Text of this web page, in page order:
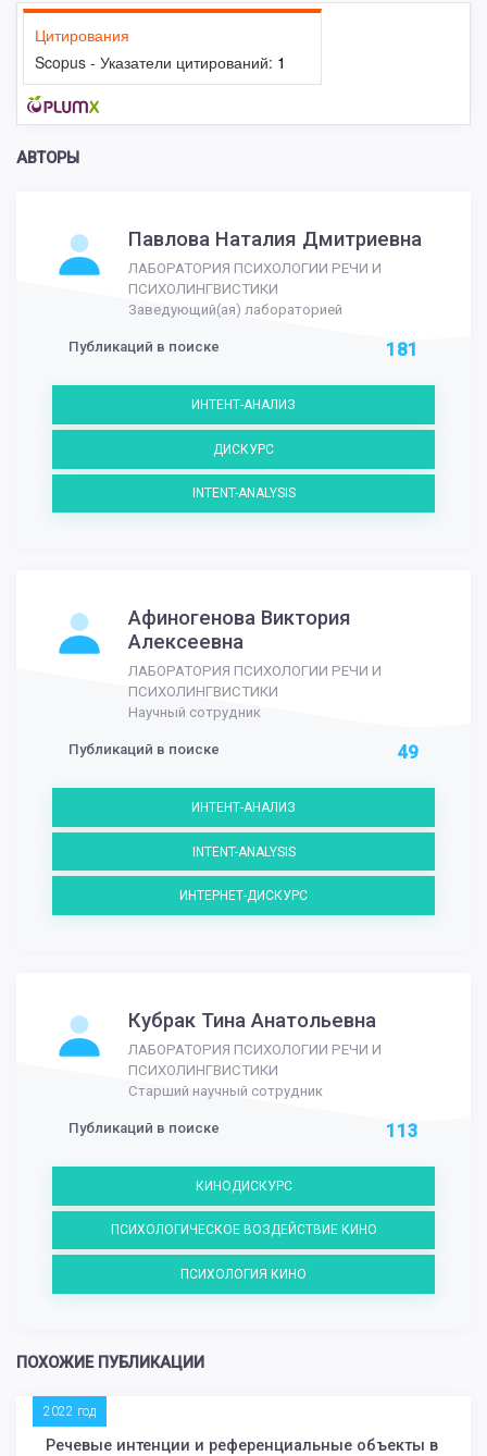
Цитирования
Scopus - Указатели цитирований: 1
АВТОРЫ
Павлова Наталия Дмитриевна
ЛАБОРАТОРИЯ ПСИХОЛОГИИ РЕЧИ И
ПСИХОЛИНГВИСТИКИ
Заведующий(ая) лабораторией
Публикаций в поиске 181
ИНТЕНТ-АНАЛИЗ
ДИСКУРС
INTENT-ANALYSIS
Афиногенова Виктория
Алексеевна
ЛАБОРАТОРИЯ ПСИХОЛОГИИ РЕЧИ И
ПСИХОЛИНГВИСТИКИ
Научный сотрудник
Публикаций в поиске 49
ИНТЕНТ-АНАЛИЗ
INTENT-ANALYSIS
ИНТЕРНЕТ-ДИСКУРС
Кубрак Тина Анатольевна
ЛАБОРАТОРИЯ ПСИХОЛОГИИ РЕЧИ И
ПСИХОЛИНГВИСТИКИ
Старший научный сотрудник
Публикаций в поиске 113
КИНОДИСКУРС
ПСИХОЛОГИЧЕСКОЕ ВОЗДЕЙСТВИЕ КИНО
ПСИХОЛОГИЯ КИНО
ПОХОЖИЕ ПУБЛИКАЦИИ
2022 год
Речевые интенции и референциальные объекты в